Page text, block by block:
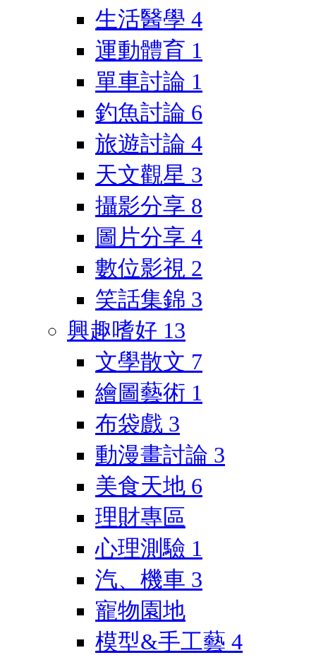
生活醫學 4
運動體育 1
單車討論 1
釣魚討論 6
旅遊討論 4
天文觀星 3
攝影分享 8
圖片分享 4
數位影視 2
笑話集錦 3
興趣嗜好 13
文學散文 7
繪圖藝術 1
布袋戲 3
動漫畫討論 3
美食天地 6
理財專區
心理測驗 1
汽、機車 3
寵物園地
模型&手工藝 4